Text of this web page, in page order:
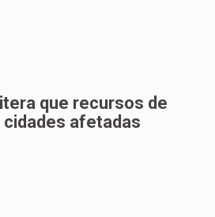
que recursos de
afetadas